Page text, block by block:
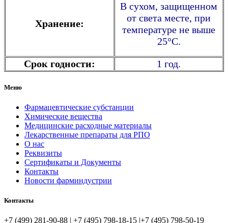
Хранение:
В сухом, защищенном
от света месте, при
температуре не выше
25°С.
Срок годности:
1 год.
Меню
Фармацевтические субстанции
Химические вещества
Медицинские расходные материалы
Лекарственные препараты для РПО
О нас
Реквизиты
Сертификаты и Документы
Контакты
Новости фарминдустрии
Контакты
+7 (499) 281-90-88 | +7 (495) 798-18-15 |+7 (495) 798-50-19